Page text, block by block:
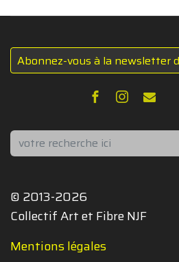
Abonnez-vous à la newsletter
Rechercher
© 2013-2026
Collectif Art et Fibre NJF
Mentions légales